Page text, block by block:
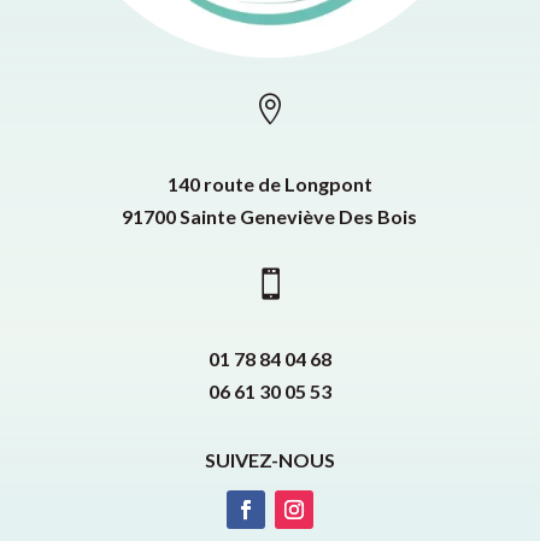

140 route de Longpont
91700 Sainte Geneviève Des Bois

01 78 84 04 68
06 61 30 05 53
SUIVEZ-NOUS